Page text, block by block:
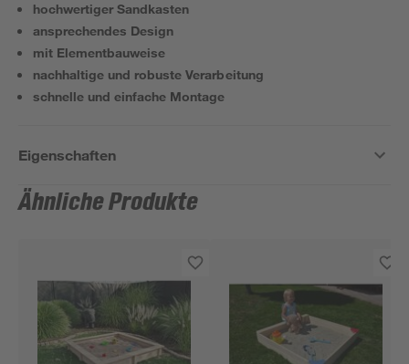
hochwertiger Sandkasten
ansprechendes Design
mit Elementbauweise
nachhaltige und robuste Verarbeitung
schnelle und einfache Montage
Eigenschaften
Ähnliche Produkte